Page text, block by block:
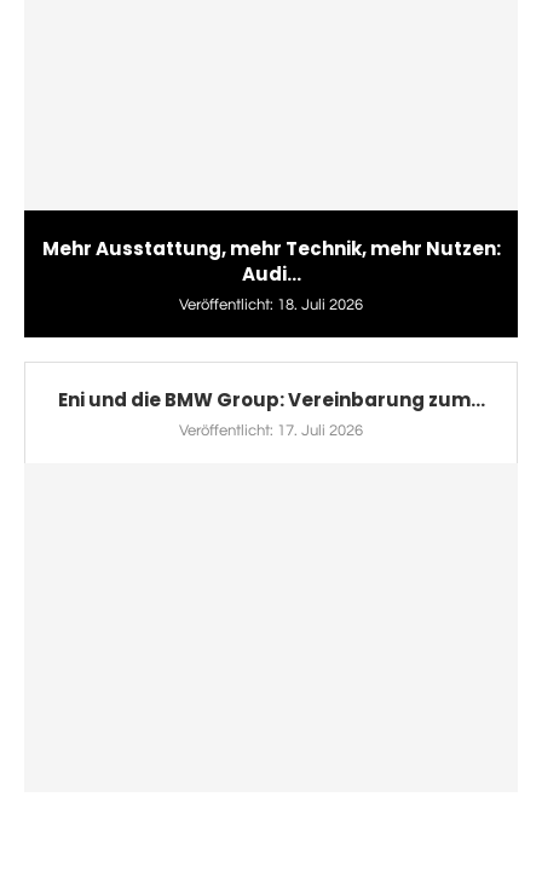
Mehr Ausstattung, mehr Technik, mehr Nutzen:
Audi...
Veröffentlicht: 18. Juli 2026
Eni und die BMW Group: Vereinbarung zum...
Veröffentlicht: 17. Juli 2026